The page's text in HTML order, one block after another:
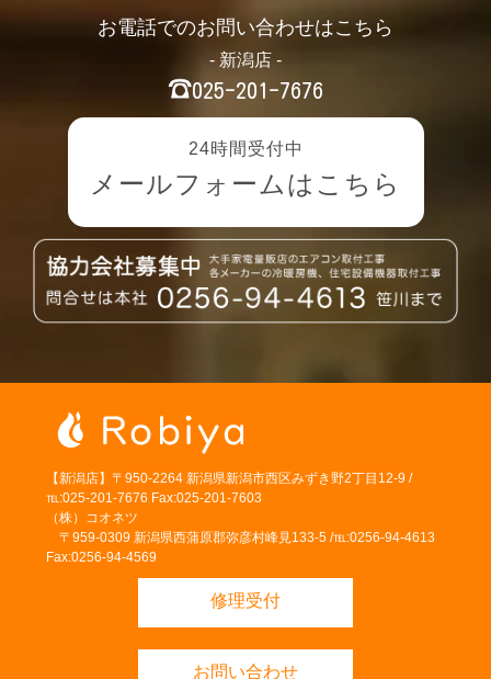
お電話でのお問い合わせはこちら
- 新潟店 -
025-201-7676
24時間受付中
メールフォームはこちら
【新潟店】〒950-2264 新潟県新潟市西区みずき野2丁目12-9 /
℡:025-201-7676 Fax:025-201-7603
（株）コオネツ
〒959-0309 新潟県西蒲原郡弥彦村峰見133-5 /℡:0256-94-4613
Fax:0256-94-4569
修理受付
お問い合わせ